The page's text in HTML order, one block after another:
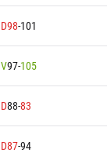
D98-101
V97-105
D88-83
D87-94